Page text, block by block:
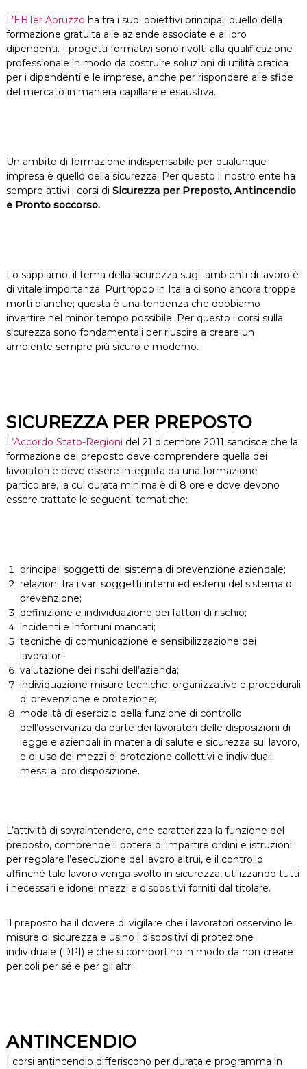
L’EBTer Abruzzo ha tra i suoi obiettivi principali quello della
formazione gratuita alle aziende associate e ai loro
dipendenti. I progetti formativi sono rivolti alla qualificazione
professionale in modo da costruire soluzioni di utilità pratica
per i dipendenti e le imprese, anche per rispondere alle sfide
del mercato in maniera capillare e esaustiva.
Un ambito di formazione indispensabile per qualunque
impresa è quello della sicurezza. Per questo il nostro ente ha
sempre attivi i corsi di Sicurezza per Preposto, Antincendio
e Pronto soccorso.
Lo sappiamo, il tema della sicurezza sugli ambienti di lavoro è
di vitale importanza. Purtroppo in Italia ci sono ancora troppe
morti bianche; questa è una tendenza che dobbiamo
invertire nel minor tempo possibile. Per questo i corsi sulla
sicurezza sono fondamentali per riuscire a creare un
ambiente sempre più sicuro e moderno.
SICUREZZA PER PREPOSTO
L’Accordo Stato-Regioni del 21 dicembre 2011 sancisce che la
formazione del preposto deve comprendere quella dei
lavoratori e deve essere integrata da una formazione
particolare, la cui durata minima è di 8 ore e dove devono
essere trattate le seguenti tematiche:
principali soggetti del sistema di prevenzione aziendale;
relazioni tra i vari soggetti interni ed esterni del sistema di
prevenzione;
definizione e individuazione dei fattori di rischio;
incidenti e infortuni mancati;
tecniche di comunicazione e sensibilizzazione dei
lavoratori;
valutazione dei rischi dell’azienda;
individuazione misure tecniche, organizzative e procedurali
di prevenzione e protezione;
modalità di esercizio della funzione di controllo
dell’osservanza da parte dei lavoratori delle disposizioni di
legge e aziendali in materia di salute e sicurezza sul lavoro,
e di uso dei mezzi di protezione collettivi e individuali
messi a loro disposizione.
L’attività di sovraintendere, che caratterizza la funzione del
preposto, comprende il potere di impartire ordini e istruzioni
per regolare l’esecuzione del lavoro altrui, e il controllo
affinché tale lavoro venga svolto in sicurezza, utilizzando tutti
i necessari e idonei mezzi e dispositivi forniti dal titolare.
Il preposto ha il dovere di vigilare che i lavoratori osservino le
misure di sicurezza e usino i dispositivi di protezione
individuale (DPI) e che si comportino in modo da non creare
pericoli per sé e per gli altri.
ANTINCENDIO
I corsi antincendio differiscono per durata e programma in